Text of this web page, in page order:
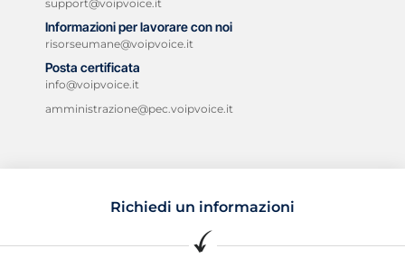
support@voipvoice.it
Informazioni per lavorare con noi
risorseumane@voipvoice.it
Posta certificata
info@voipvoice.it
amministrazione@pec.voipvoice.it
Richiedi un informazioni